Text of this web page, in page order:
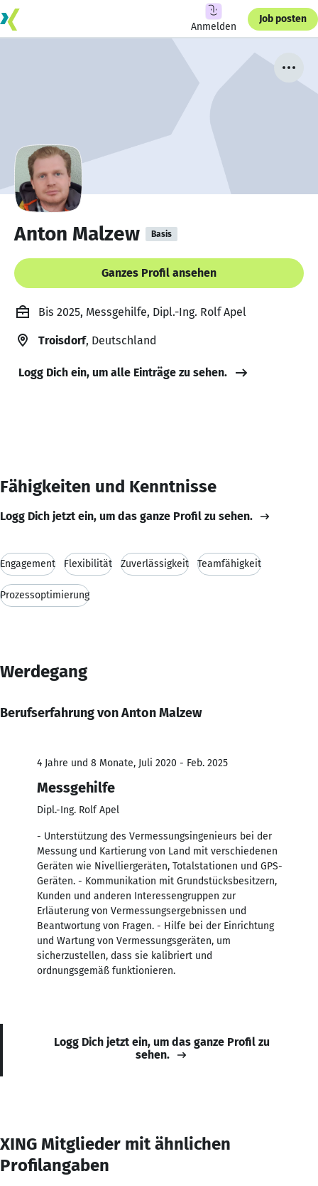
Anmelden
Job posten
Anton Malzew Basis
Ganzes Profil ansehen
Bis 2025, Messgehilfe, Dipl.-Ing. Rolf Apel
Troisdorf, Deutschland
Logg Dich ein, um alle Einträge zu sehen.
Fähigkeiten und Kenntnisse
Logg Dich jetzt ein, um das ganze Profil zu sehen.
Engagement Flexibilität Zuverlässigkeit Teamfähigkeit
Prozessoptimierung
Werdegang
Berufserfahrung von Anton Malzew
4 Jahre und 8 Monate, Juli 2020 - Feb. 2025
Messgehilfe
Dipl.-Ing. Rolf Apel
- Unterstützung des Vermessungsingenieurs bei der
Messung und Kartierung von Land mit verschiedenen
Geräten wie Nivelliergeräten, Totalstationen und GPS-
Geräten. - Kommunikation mit Grundstücksbesitzern,
Kunden und anderen Interessengruppen zur
Erläuterung von Vermessungsergebnissen und
Beantwortung von Fragen. - Hilfe bei der Einrichtung
und Wartung von Vermessungsgeräten, um
sicherzustellen, dass sie kalibriert und
ordnungsgemäß funktionieren.
Logg Dich jetzt ein, um das ganze Profil zu
sehen.
XING Mitglieder mit ähnlichen
Profilangaben